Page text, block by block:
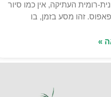
רומית העתיקה, אין כמו סיור
זהו מסע בזמן, בו
»